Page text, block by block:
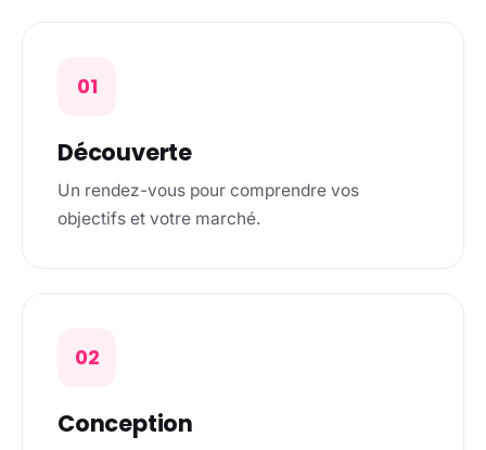
01
Découverte
Un rendez-vous pour comprendre vos
objectifs et votre marché.
02
Conception